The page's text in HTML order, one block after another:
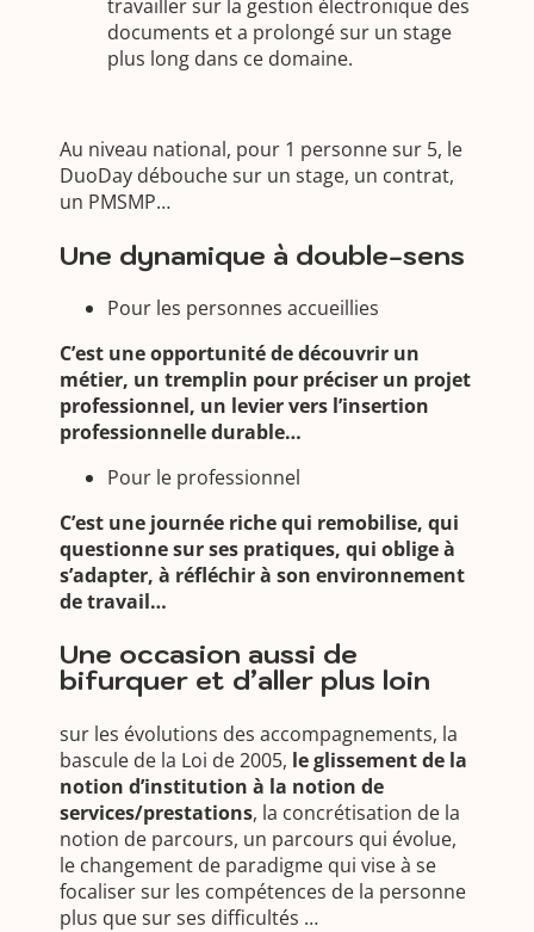
travailler sur la gestion électronique des
documents et a prolongé sur un stage
plus long dans ce domaine.
Au niveau national, pour 1 personne sur 5, le
DuoDay débouche sur un stage, un contrat,
un PMSMP…
Une dynamique à double-sens
Pour les personnes accueillies
C’est une opportunité de découvrir un
métier, un tremplin pour préciser un projet
professionnel, un levier vers l’insertion
professionnelle durable…
Pour le professionnel
C’est une journée riche qui remobilise, qui
questionne sur ses pratiques, qui oblige à
s’adapter, à réfléchir à son environnement
de travail…
Une occasion aussi de
bifurquer et d’aller plus loin
sur les évolutions des accompagnements, la
bascule de la Loi de 2005, le glissement de la
notion d’institution à la notion de
services/prestations, la concrétisation de la
notion de parcours, un parcours qui évolue,
le changement de paradigme qui vise à se
focaliser sur les compétences de la personne
plus que sur ses difficultés …